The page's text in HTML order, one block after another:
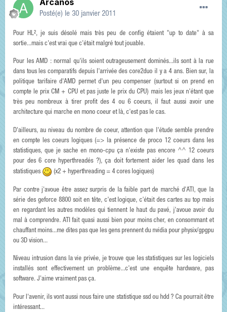
Posté(e) le 30 janvier 2011
Pour HL², je suis désolé mais très peu de config étaient "up to date" à sa
sortie...mais c'est vrai que c'était malgré tout jouable.
Pour les AMD : normal qu'ils soient outrageusement dominés...ils sont à la rue
dans tous les comparatifs depuis l'arrivée des core2duo il y a 4 ans. Bien sur, la
politique tarifaire d'AMD permet d'un peu compenser (surtout si on prend en
compte le prix CM + CPU et pas juste le prix du CPU) mais les jeux n'étant que
très peu nombreux à tirer profit des 4 ou 6 coeurs, il faut aussi avoir une
architecture qui marche en mono coeur et là, c'est pas le cas.
D'ailleurs, au niveau du nombre de coeur, attention que l'étude semble prendre
en compte les coeurs logiques (=> la présence de proco 12 coeurs dans les
statistiques, que je sache en mono-cpu ça n'existe pas encore ^^ 12 coeurs
pour des 6 core hyperthreadés ?), ça doit fortement aider les quad dans les
statistiques
(x2 + hyperthreading = 4 cores logiques)
Par contre j'avoue être assez surpris de la faible part de marché d'ATI, que la
série des geforce 8800 soit en tête, c'est logique, c'était des cartes au top mais
en regardant les autres modèles qui tiennent le haut du pavé, j'avoue avoir du
mal à comprendre. ATI fait quasi aussi bien pour moins cher, en consommant et
chauffant moins...me dites pas que les gens prennent du nvidia pour physix/gpgpu
ou 3D vision...
Niveau intrusion dans la vie privée, je trouve que les statistiques sur les logiciels
installés sont effectivement un problème...c'est une enquête hardware, pas
software. J'aime vraiment pas ça.
Pour l'avenir, ils vont aussi nous faire une statistique ssd ou hdd ? Ca pourrait être
intéressant...